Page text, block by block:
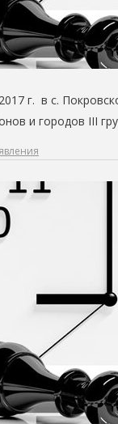
г. в с.
и городов III